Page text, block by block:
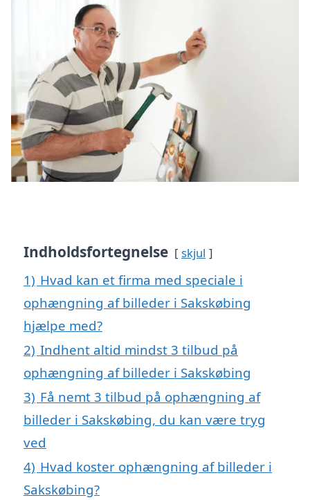
Indholdsfortegnelse skjul
1) Hvad kan et firma med speciale i
ophængning af billeder i Sakskøbing
hjælpe med?
2) Indhent altid mindst 3 tilbud på
ophængning af billeder i Sakskøbing
3) Få nemt 3 tilbud på ophængning af
billeder i Sakskøbing, du kan være tryg
ved
4) Hvad koster ophængning af billeder i
Sakskøbing?